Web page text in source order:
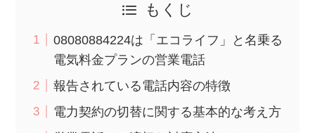
もくじ
08080884224は「エコライフ」と名乗る
電気料金プランの営業電話
報告されている電話内容の特徴
電力契約の切替に関する基本的な考え方